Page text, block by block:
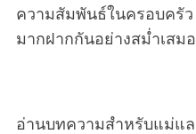
ความสัมพันธ์ในครอบครัว
มากฝากกันอย่างสม่ำเสม
อ่านบทความสำหรับแม่แ